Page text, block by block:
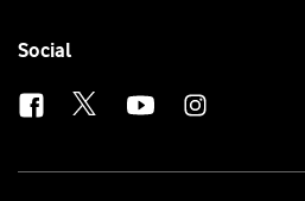
Follow
Social